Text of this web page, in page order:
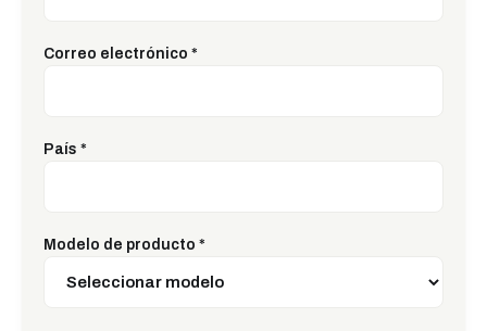
Correo electrónico *
País *
Modelo de producto *